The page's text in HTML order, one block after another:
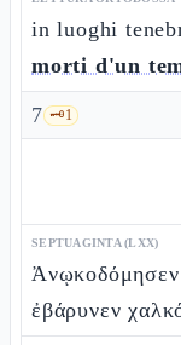
in luoghi
morti d'un
7 🗝️1
SEPTUAGINTA (LXX)
Ἀνῳκοδόμησεν
ἐβάρυνεν